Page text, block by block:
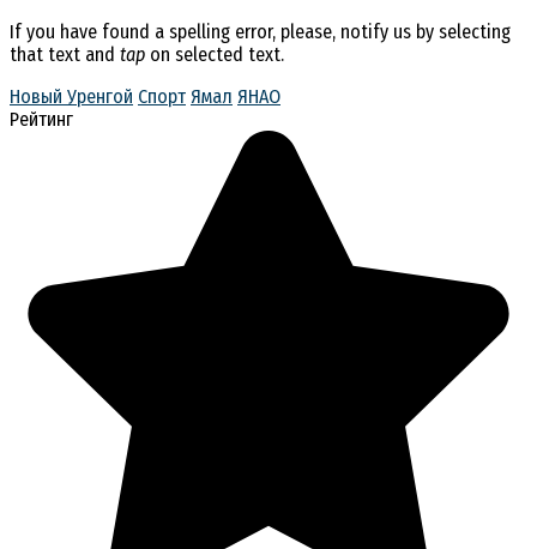
If you have found a spelling error, please, notify us by selecting
that text and tap on selected text.
Новый Уренгой Спорт Ямал ЯНАО
Рейтинг